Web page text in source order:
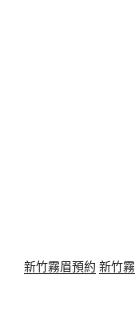
新竹霧眉預約 新竹